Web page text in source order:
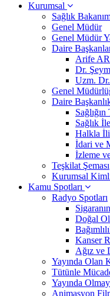
Kurumsal
Sağlık
Genel Müdür
Genel Müdür
Daire
Arife
Dr.
Uzm.
Genel
Daire
Sağlık
Halkla
İdari ve
İzleme
Teşkilat Şeması
Kurumsal
Kamu Spotları
Radyo Spotları
Doğal
Kanser
Ağız ve
Yayında Olan
Tütünle
Yayında
Animasyon